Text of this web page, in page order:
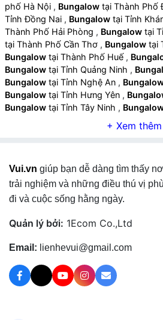
phố Hà Nội , Bungalow tại Thành Phố
Tỉnh Đồng Nai , Bungalow tại Tỉnh
Thành Phố Hải Phòng , Bungalow tại
tại Thành Phố Cần Thơ , Bungalow tại
Bungalow tại Thành Phố Huế ,
Bungalow tại Tỉnh Quảng Ninh ,
Bungalow tại Tỉnh Nghệ An ,
Bungalow tại Tỉnh Hưng Yên ,
Bungalow tại Tỉnh Tây Ninh ,
,Bungalow
, Bungalow
Bungalowtại Tỉnh Quảng Trị,
Bungalowtại Tỉnh Tuyên Quang ,
Bungalowtại Tỉnh Lai Châu,Bungalow
Vui.vn giúp bạn dễ dàng tìm thấy
trải nghiệm và những điều thú vị
đi và cuộc sống hằng ngày.
Quản lý bởi: 1Ecom Co.,Ltd
Email: lienhevui@gmail.com